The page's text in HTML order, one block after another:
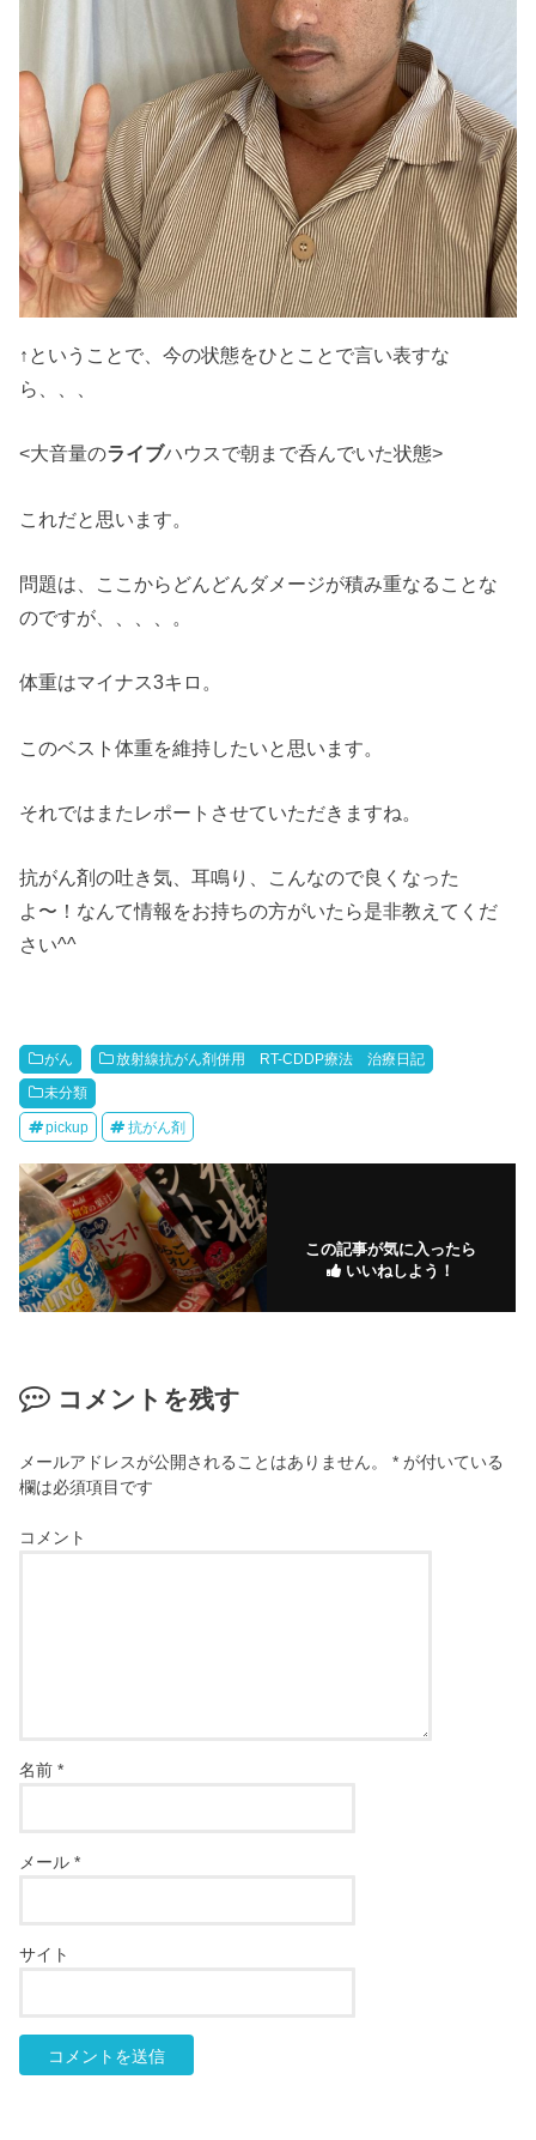
↑ということで、今の状態をひとことで言い表すな
ら、、、
<大音量のライブハウスで朝まで呑んでいた状態>
これだと思います。
問題は、ここからどんどんダメージが積み重なることな
のですが、、、、。
体重はマイナス3キロ。
このベスト体重を維持したいと思います。
それではまたレポートさせていただきますね。
抗がん剤の吐き気、耳鳴り、こんなので良くなった
よ〜！なんて情報をお持ちの方がいたら是非教えてくだ
さい^^
がん 放射線抗がん剤併用 RT-CDDP療法 治療日記
未分類
pickup 抗がん剤
この記事が気に入ったら
いいねしよう！
コメントを残す
メールアドレスが公開されることはありません。 * が付いている
欄は必須項目です
コメント
名前*
メール*
サイト